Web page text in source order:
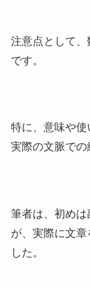
注意点として
です。
特に、意味や使
実際の文脈での
筆者は、初め
が、実際に文
した。